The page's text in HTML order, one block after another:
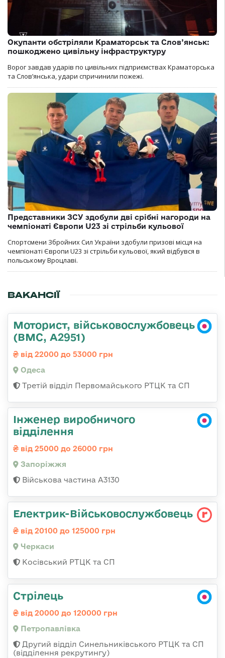
Окупанти обстріляли Краматорськ та Слов’янськ:
пошкоджено цивільну інфраструктуру
Ворог завдав ударів по цивільних підприємствах Краматорська
та Слов’янська, удари спричинили пожежі.
Представники ЗСУ здобули дві срібні нагороди на
чемпіонаті Європи U23 зі стрільби кульової
Спортсмени Збройних Сил України здобули призові місця на
чемпіонаті Європи U23 зі стрільби кульової, який відбувся в
польському Вроцлаві.
ВАКАНСІЇ
Моторист, військовослужбовець
(ВМС, А2951)
від 22000 до 53000 грн
Одеса
Третій відділ Первомайського РТЦК та СП
Інженер виробничого
відділення
від 25000 до 26000 грн
Запоріжжя
Військова частина А3130
Електрик-Військовослужбовець
від 20100 до 125000 грн
Черкаси
Косівський РТЦК та СП
Стрілець
від 20000 до 120000 грн
Петропавлівка
Другий відділ Синельниківського РТЦК та СП
(відділення рекрутингу)